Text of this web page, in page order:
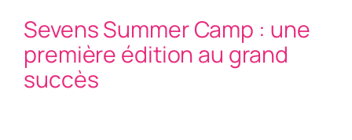
Sevens Summer Camp : une
première édition au grand
succès